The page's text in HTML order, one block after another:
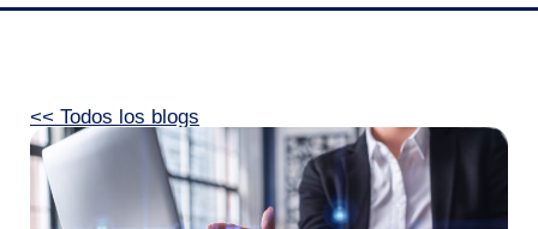
<< Todos los blogs